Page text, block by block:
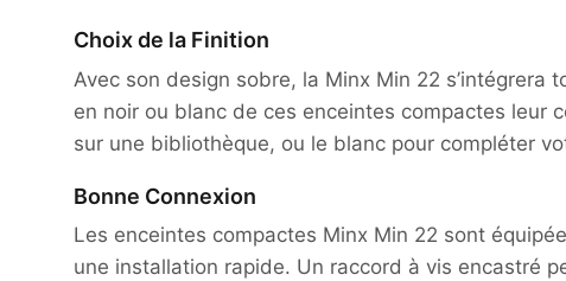
Choix de la Finition
Avec son design sobre, la Minx Min 22
en noir ou blanc de ces enceintes compactes leur
sur une bibliothèque, ou le blanc pour compléter
Bonne Connexion
Les enceintes compactes Minx Min 22 sont
une installation rapide. Un raccord à vis encastré